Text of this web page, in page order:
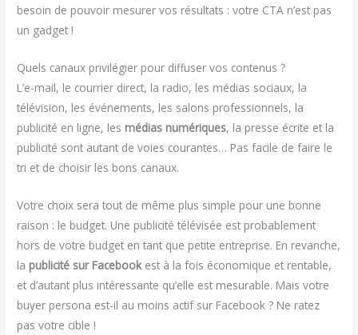
besoin de pouvoir mesurer vos résultats : votre CTA n’est pas
un gadget !
Quels canaux privilégier pour diffuser vos contenus ?
L’e-mail, le courrier direct, la radio, les médias sociaux, la
télévision, les événements, les salons professionnels, la
publicité en ligne, les médias numériques, la presse écrite et la
publicité sont autant de voies courantes… Pas facile de faire le
tri et de choisir les bons canaux.
Votre choix sera tout de même plus simple pour une bonne
raison : le budget. Une publicité télévisée est probablement
hors de votre budget en tant que petite entreprise. En revanche,
la publicité sur Facebookest à la fois économique et rentable,
et d’autant plus intéressante qu’elle est mesurable. Mais votre
buyer persona est-il au moins actif sur Facebook ? Ne ratez
pas votre cible !